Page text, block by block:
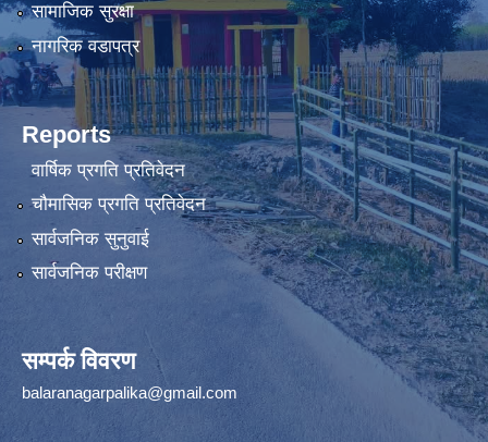
सामाजिक सुरक्षा
नागरिक वडापत्र
Reports
वार्षिक प्रगति प्रतिवेदन
चौमासिक प्रगति प्रतिवेदन
सार्वजनिक सुनुवाई
सार्वजनिक परीक्षण
सम्पर्क विवरण
balaranagarpalika@gmail.com